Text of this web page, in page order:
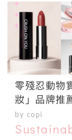
零殘忍動物
妝」品牌推
by copi